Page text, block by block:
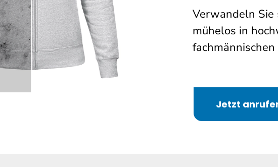
Verwandeln Sie
mühelos in
Jetzt